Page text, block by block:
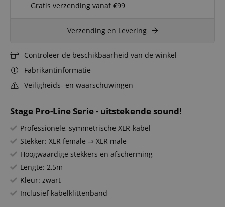
Stage Pro-Line Serie - uitstekende sound!
Professionele, symmetrische XLR-kabel
Stekker: XLR female ⇒ XLR male
Hoogwaardige stekkers en afscherming
Lengte: 2,5m
Kleur: zwart
Inclusief kabelklittenband
Gratis verzending vanaf €99
Verzending en Levering
Controleer de beschikbaarheid van de winkel
Fabrikantinformatie
Veiligheids- en waarschuwingen